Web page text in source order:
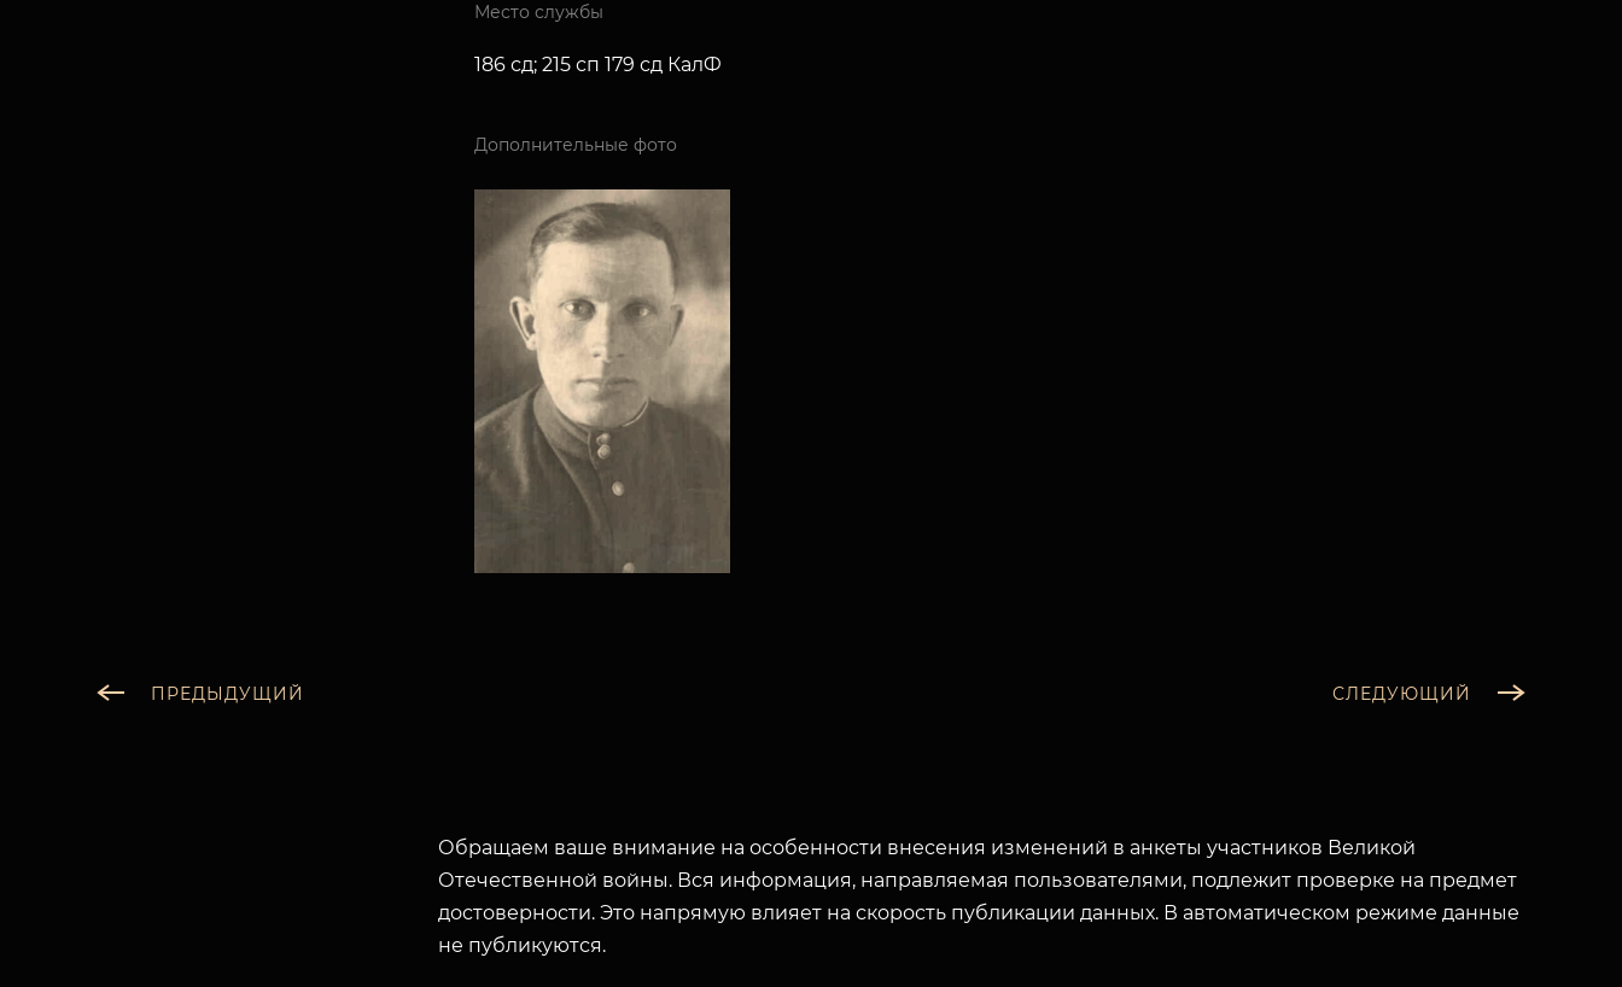
Место службы
186 сд; 215 сп 179 сд КалФ
Дополнительные фото
ПРЕДЫДУЩИЙ СЛЕДУЮЩИЙ
Обращаем ваше внимание на особенности внесения изменений в анкеты участников Великой
Отечественной войны. Вся информация, направляемая пользователями, подлежит проверке на предмет
достоверности. Это напрямую влияет на скорость публикации данных. В автоматическом режиме данные
не публикуются.